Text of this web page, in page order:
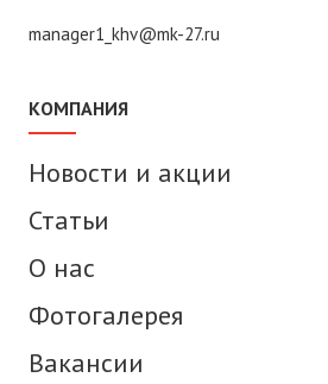
manager1_khv@mk-27.ru
КОМПАНИЯ
Новости и акции
Статьи
О нас
Фотогалерея
Вакансии